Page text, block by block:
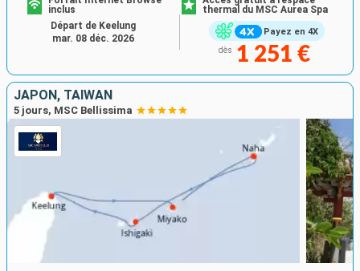
Payez en 4X
inclus
thermal du MSC Aurea Spa
dès 1 251 €
Départ de Keelung
mar. 08 déc. 2026
JAPON, TAÏWAN
5 jours, MSC Bellissima